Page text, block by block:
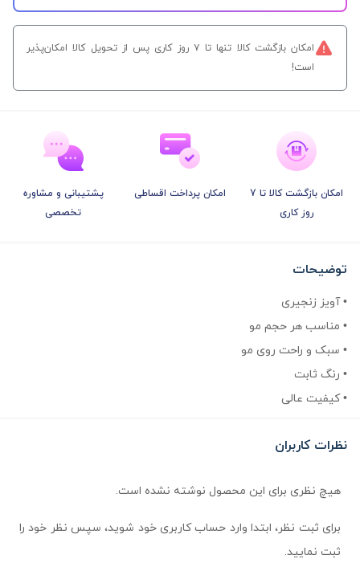
امکان بازگشت کالا تنها تا ۷ روز کاری پس از تحویل کالا امکان‌پذیر
است!
امکان بازگشت کالا تا 7
روز کاری
امکان پرداخت اقساطی
پشتیبانی و مشاوره
تخصصی
توضیحات
• آویز زنجیری
• مناسب هر حجم مو
• سبک و راحت روی مو
• رنگ ثابت
• کیفیت عالی
نظرات کاربران
هیچ نظری برای این محصول نوشته نشده است.
برای ثبت نظر، ابتدا وارد حساب کاربری خود شوید، سپس نظر خود را
ثبت نمایید.